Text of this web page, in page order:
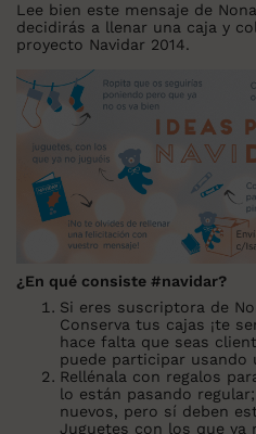
Lee bien este mensaje de
decidirás a llenar una caja y
proyecto Navidar 2014.
¿En qué consiste #navidar?
Si eres suscriptora de
Conserva tus cajas ¡te
hace falta que seas
puede participar usando
Rellénala con regalos
lo están pasando
nuevos, pero sí deben
Juguetes con los que ya